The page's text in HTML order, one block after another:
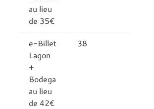
au lieu
de 35€
e-Billet
Lagon
+
Bodega
au lieu
de 42€
38